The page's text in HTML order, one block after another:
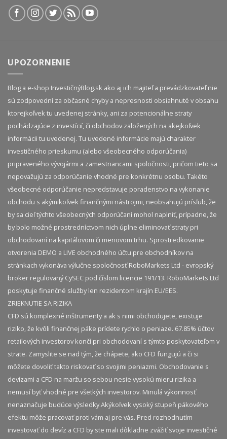
UPOZORNENIE
Blog a e-shop InvestičnýBlog.sk ako aj ich majiteľ a prevádzkovateľ nie
sú zodpovední za občasné chyby a nepresnosti obsiahnuté v obsahu
ktorejkoľvek tu uvedenej stránky, ani za potencionálne straty
pochádzajúce z investícií, či obchodov založených na akejkoľvek
informácii tu uvedenej. Tu uvedené informácie majú charakter
investičného prieskumu (alebo všeobecného odporúčania)
pripraveného vývojármi a zamestnancami spoločnosti, pričom tieto sa
nepovažujú za odporúčanie vhodné pre konkrétnu osobu. Takéto
všeobecné odporúčanie nepredstavuje poradenstvo na vykonanie
obchodu s akýmikoľvek finančnými nástrojmi, neobsahujú prísľub, že
by sa cieľ týchto všeobecných odporúčaní mohol naplniť, prípadne, že
by bolo možné prostredníctvom nich úplne eliminovať straty pri
obchodovaní na kapitálovom či menovom trhu. Sprostredkovanie
otvorenia DEMO a LIVE obchodného účtu pre obchodníkov na
stránkach vykonáva výlučne spoločnosť RoboMarkets Ltd - evropský
broker regulovaný CySEC pod číslom licencie 191/13. RoboMarkets Ltd
poskytuje finančné služby len rezidentom krajín EU/EES.
ZRIEKNUTIE SA RIZIKA
CFD sú komplexné inštrumenty a ak s nimi obchodujete, existuje
riziko, že kvôli finančnej páke prídete rychlo o peniaze. 67.85% účtov
retailových investorov končí pri obchodovaní s týmto poskytovateľom v
strate. Zamyslite se nad tým, že chápete, ako CFD fungujú a či si
môžete dovoliť takto riskovať so svojimi peniazmi. Obchodovanie s
devízami a CFD na maržu so sebou nesie vysokú mieru rizika a
nemusí byť vhodné pre všetkých investorov. Minulá výkonnosť
nenaznačuje budúce výsledky.​ Akýkoľvek vysoký stupeň pákového
efektu môže pracovať proti vám aj pre vás. Pred rozhodnutím
investovať do devíz a CFD by ste mali dôkladne zvážiť svoje investičné